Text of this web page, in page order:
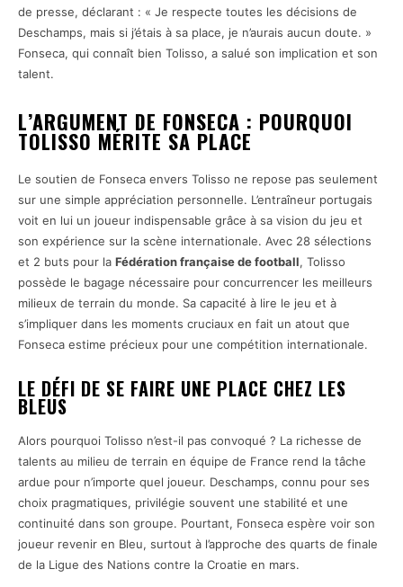
de presse, déclarant : « Je respecte toutes les décisions de
Deschamps, mais si j’étais à sa place, je n’aurais aucun doute. »
Fonseca, qui connaît bien Tolisso, a salué son implication et son
talent.
L’ARGUMENT DE FONSECA : POURQUOI
TOLISSO MÉRITE SA PLACE
Le soutien de Fonseca envers Tolisso ne repose pas seulement
sur une simple appréciation personnelle. L’entraîneur portugais
voit en lui un joueur indispensable grâce à sa vision du jeu et
son expérience sur la scène internationale. Avec 28 sélections
et 2 buts pour la Fédération française de football, Tolisso
possède le bagage nécessaire pour concurrencer les meilleurs
milieux de terrain du monde. Sa capacité à lire le jeu et à
s’impliquer dans les moments cruciaux en fait un atout que
Fonseca estime précieux pour une compétition internationale.
LE DÉFI DE SE FAIRE UNE PLACE CHEZ LES
BLEUS
Alors pourquoi Tolisso n’est-il pas convoqué ? La richesse de
talents au milieu de terrain en équipe de France rend la tâche
ardue pour n’importe quel joueur. Deschamps, connu pour ses
choix pragmatiques, privilégie souvent une stabilité et une
continuité dans son groupe. Pourtant, Fonseca espère voir son
joueur revenir en Bleu, surtout à l’approche des quarts de finale
de la Ligue des Nations contre la Croatie en mars.